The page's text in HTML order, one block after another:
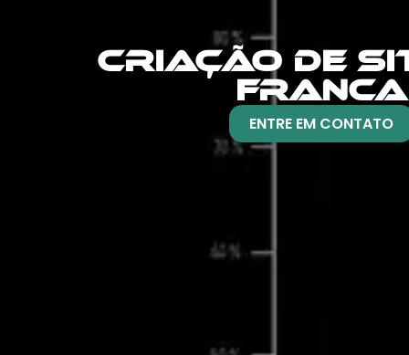
CRIAÇÃO DE
FRANCA
ENTRE EM CONTATO